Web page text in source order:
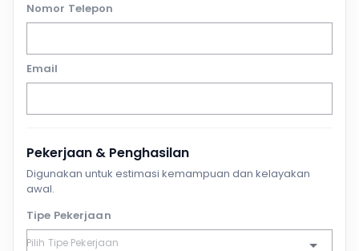
Nomor Telepon
Email
Pekerjaan & Penghasilan
Digunakan untuk estimasi kemampuan dan kelayakan
awal.
Tipe Pekerjaan